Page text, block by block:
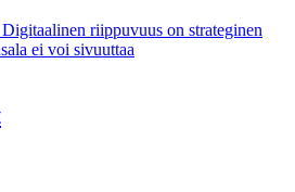
riippuvuus on strateginen
ei voi sivuuttaa